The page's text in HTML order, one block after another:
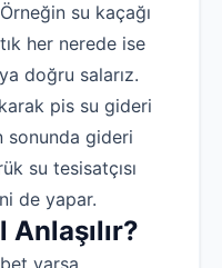
su kaçağı
her nerede ise
doğru salarız.
pis su gideri
sonunda gideri
su tesisatçısı
de yapar.
Anlaşılır?
varsa